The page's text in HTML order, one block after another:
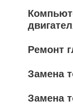
Ремонт
Замена
Замена